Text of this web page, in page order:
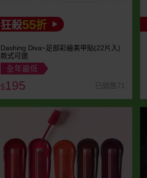
狂殺55折
Dashing Diva~足部彩繪美甲貼(22片入)
款式可選
全年最低
$195 已銷售71